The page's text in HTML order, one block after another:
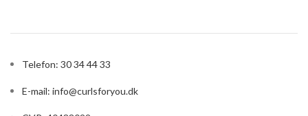
Telefon: 30 34 44 33
E-mail: info@curlsforyou.dk